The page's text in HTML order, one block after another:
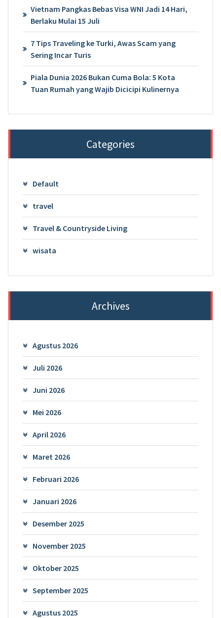
Vietnam Pangkas Bebas Visa WNI Jadi 14 Hari,
Berlaku Mulai 15 Juli
7 Tips Traveling ke Turki, Awas Scam yang
Sering Incar Turis
Piala Dunia 2026 Bukan Cuma Bola: 5 Kota
Tuan Rumah yang Wajib Dicicipi Kulinernya
Categories
Default
travel
Travel & Countryside Living
wisata
Archives
Agustus 2026
Juli 2026
Juni 2026
Mei 2026
April 2026
Maret 2026
Februari 2026
Januari 2026
Desember 2025
November 2025
Oktober 2025
September 2025
Agustus 2025